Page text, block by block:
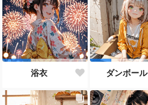
浴衣 ダンボール